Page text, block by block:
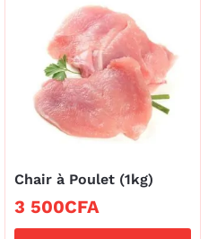
Chair à Poulet (1kg)
3 500CFA